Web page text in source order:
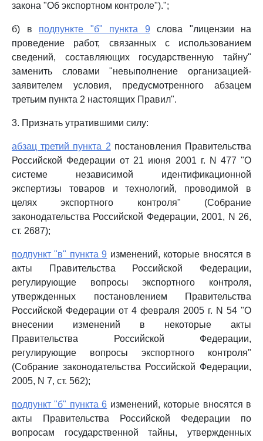
закона "Об экспортном контроле").";
б) в подпункте "б" пункта 9 слова "лицензии на
проведение работ, связанных с использованием
сведений, составляющих государственную тайну"
заменить словами "невыполнение организацией-
заявителем условия, предусмотренного абзацем
третьим пункта 2 настоящих Правил".
3. Признать утратившими силу:
абзац третий пункта 2 постановления Правительства
Российской Федерации от 21 июня 2001 г. N 477 "О
системе независимой идентификационной
экспертизы товаров и технологий, проводимой в
целях экспортного контроля" (Собрание
законодательства Российской Федерации, 2001, N 26,
ст. 2687);
подпункт "в" пункта 9 изменений, которые вносятся в
акты Правительства Российской Федерации,
регулирующие вопросы экспортного контроля,
утвержденных постановлением Правительства
Российской Федерации от 4 февраля 2005 г. N 54 "О
внесении изменений в некоторые акты
Правительства Российской Федерации,
регулирующие вопросы экспортного контроля"
(Собрание законодательства Российской Федерации,
2005, N 7, ст. 562);
подпункт "б" пункта 6 изменений, которые вносятся в
акты Правительства Российской Федерации по
вопросам государственной тайны, утвержденных